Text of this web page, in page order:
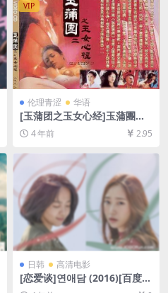
VIP
伦理青涩 华语
[玉蒲团之玉女心经]玉蒲團之
玉女心經 (1996)[百度网盘+迅
雷云盘资源1080P超清未删减]
[MP4/5.6GB][粤语中字]【手
机无法在线播放，请下载防和
谐压缩包（含解压密码）】
4 年前 2.95
日韩 高清电影
[恋爱谈]연애담 (2016)[百度网
盘+迅雷云盘资源1080P超清